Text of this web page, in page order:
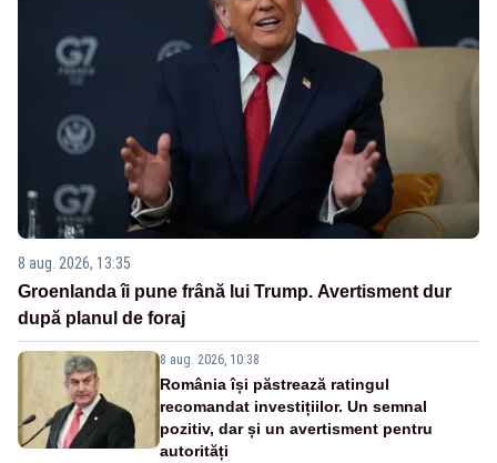
8 aug. 2026, 13:35
Groenlanda îi pune frână lui Trump. Avertisment dur
după planul de foraj
8 aug. 2026, 10:38
România își păstrează ratingul
recomandat investițiilor. Un semnal
pozitiv, dar și un avertisment pentru
autorități